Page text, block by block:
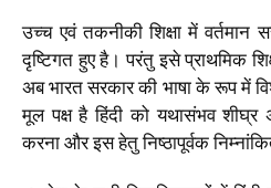
उच्च एवं तकनीकी शिक्षा में
दृष्टिगत हुए है। परंतु इसे प्राथमिक
अब भारत सरकार की भाषा के रूप में
मूल पक्ष है हिंदी को यथासंभव शीघ्र
करना और इस हेतु निष्ठापूर्वक